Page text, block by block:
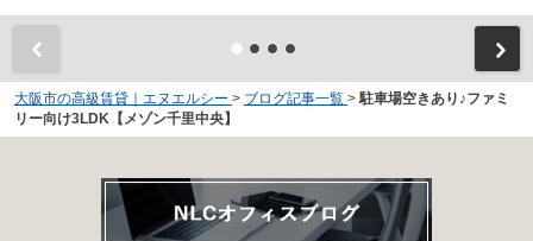
大阪市の高級賃貸｜エヌエルシー > ブログ記事一覧 > 駐車場空きあり♪ファミ
リー向け3LDK【メゾン千里中央】